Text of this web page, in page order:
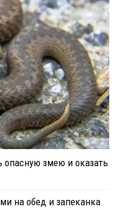
опасную змею и оказать
на обед и запеканка